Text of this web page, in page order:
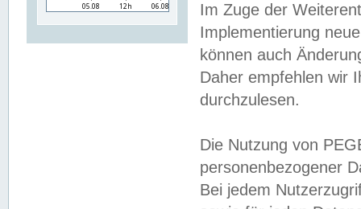
Im Zuge der
Implementierung
können auch
Daher empfehlen wir
durchzulesen.
Die Nutzung von
personenbezogener
Bei jedem